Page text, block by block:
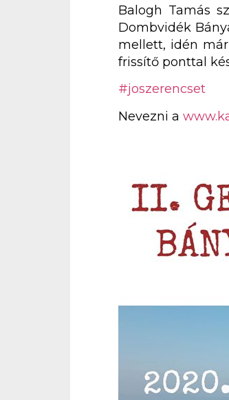
Balogh Tamás
Dombvidék
mellett, idén
frissítő ponttal
#joszerencset
Nevezni a